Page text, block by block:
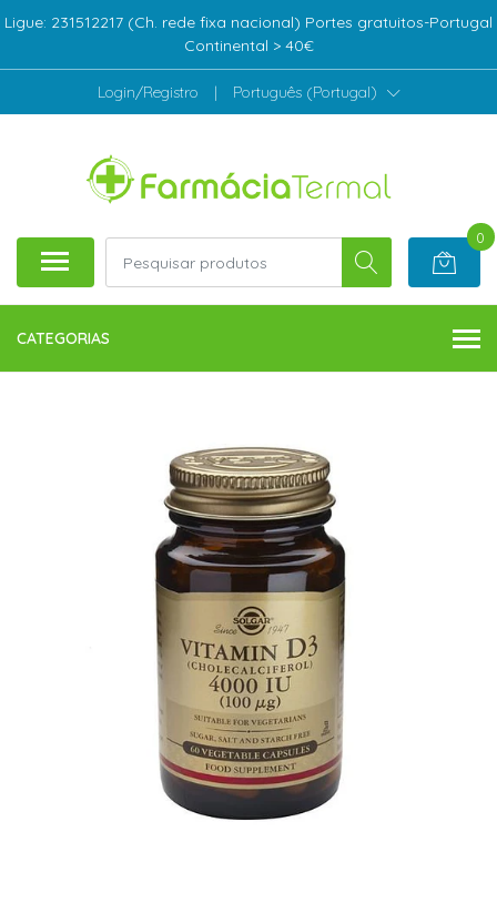
Ligue: 231512217 (Ch. rede fixa nacional) Portes gratuitos-Portugal
Continental > 40€
Login/Registro | Português (Portugal)
0
CATEGORIAS